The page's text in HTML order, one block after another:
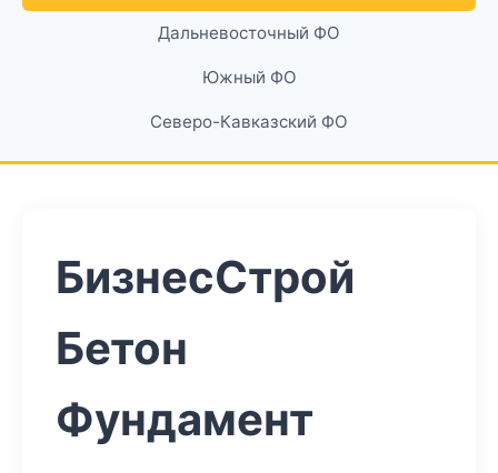
Дальневосточный ФО
Южный ФО
Северо-Кавказский ФО
БизнесСтрой
Бетон
Фундамент